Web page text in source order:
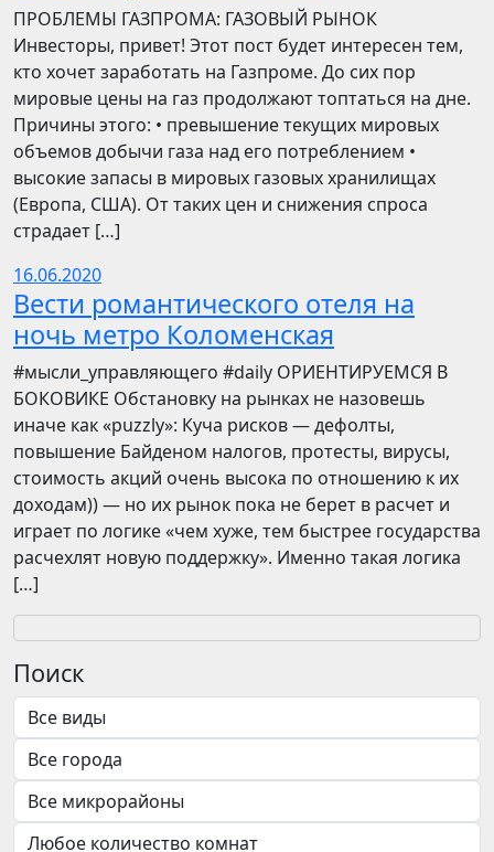
ПРОБЛЕМЫ ГАЗПРОМА: ГАЗОВЫЙ РЫНОК
Инвесторы, привет! Этот пост будет интересен тем,
кто хочет заработать на Газпроме. До сих пор
мировые цены на газ продолжают топтаться на дне.
Причины этого: • превышение текущих мировых
объемов добычи газа над его потреблением •
высокие запасы в мировых газовых хранилищах
(Европа, США). От таких цен и снижения спроса
страдает […]
16.06.2020
Вести романтического отеля на
ночь метро Коломенская
​​#мысли_управляющего #daily ОРИЕНТИРУЕМСЯ В
БОКОВИКЕ Обстановку на рынках не назовешь
иначе как «puzzly»: Куча рисков — дефолты,
повышение Байденом налогов, протесты, вирусы,
стоимость акций очень высока по отношению к их
доходам)) — но их рынок пока не берет в расчет и
играет по логике «чем хуже, тем быстрее государства
расчехлят новую поддержку». Именно такая логика
[…]
Поиск